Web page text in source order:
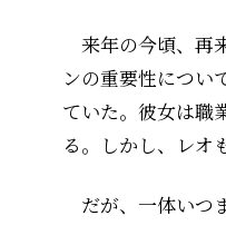
来年の今頃、再
ンの重要性につい
ていた。彼女は職
る。しかし、レオ
だが、一体いつ